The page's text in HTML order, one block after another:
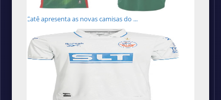
Catê apresenta as novas camisas do ...